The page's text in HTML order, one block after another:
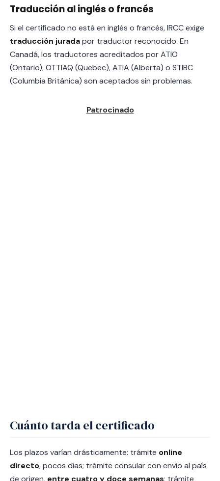
Traducción al inglés o francés
Si el certificado no está en inglés o francés, IRCC exige
traducción juradapor traductor reconocido. En
Canadá, los traductores acreditados por ATIO
(Ontario), OTTIAQ (Quebec), ATIA (Alberta) o STIBC
(Columbia Británica) son aceptados sin problemas.
Cuánto tarda el certificado
Los plazos varían drásticamente: trámite online
directo, pocos días; trámite consular con envío al país
de origen, entre cuatro y doce semanas; trámite